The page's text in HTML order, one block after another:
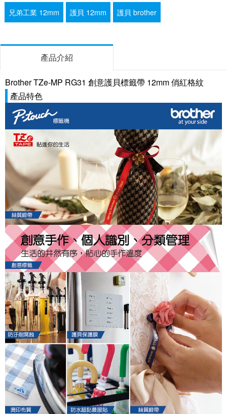
兄弟工業 12mm 護貝 12mm 護貝 brother
產品介紹
Brother TZe-MP RG31 創意護貝標籤帶 12mm 俏紅格紋
產品特色